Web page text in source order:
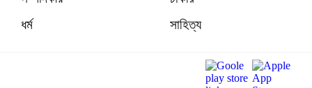
ধর্ম
সাহিত্য